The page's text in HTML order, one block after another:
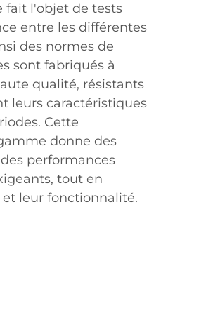
fait l'objet de tests
entre les différentes
des normes de
sont fabriqués à
qualité, résistants
leurs caractéristiques
Cette
donne des
performances
tout en
leur fonctionnalité.